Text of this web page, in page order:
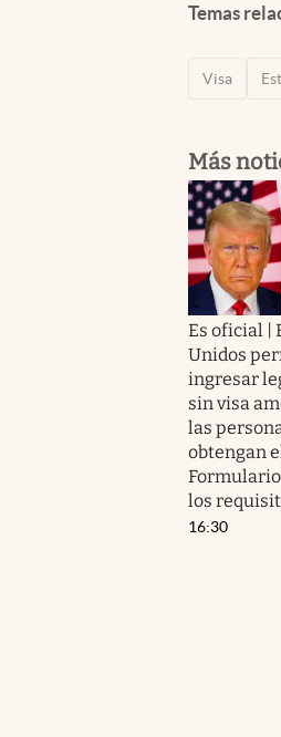
Temas
Visa
Más
Es oficial |
Unidos
ingresar
sin visa
las
obtengan
Formulario
los
16:30